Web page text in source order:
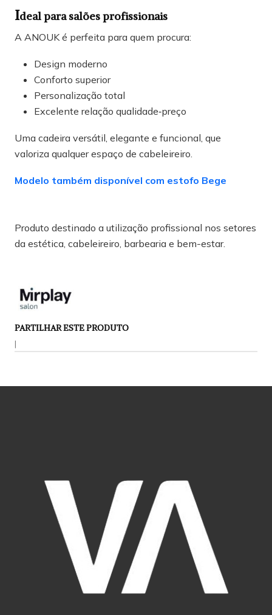
Ideal para salões profissionais
A ANOUK é perfeita para quem procura:
Design moderno
Conforto superior
Personalização total
Excelente relação qualidade‑preço
Uma cadeira versátil, elegante e funcional, que
valoriza qualquer espaço de cabeleireiro.
Modelo também disponível com estofo Bege
Produto destinado a utilização profissional nos setores
da estética, cabeleireiro, barbearia e bem-estar.
PARTILHAR ESTE PRODUTO
|